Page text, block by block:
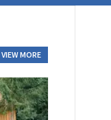
VIEW MORE